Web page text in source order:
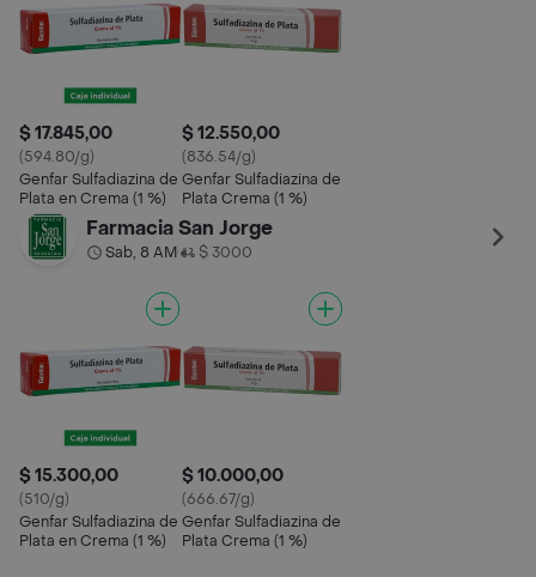
$ 17.845,00
(594.80/g)
Genfar Sulfadiazina de
Plata en Crema (1 %)
$ 12.550,00
(836.54/g)
Genfar Sulfadiazina de
Plata Crema (1 %)
Farmacia San Jorge
Sab, 8 AM• $ 3000
$ 15.300,00
(510/g)
Genfar Sulfadiazina de
Plata en Crema (1 %)
$ 10.000,00
(666.67/g)
Genfar Sulfadiazina de
Plata Crema (1 %)